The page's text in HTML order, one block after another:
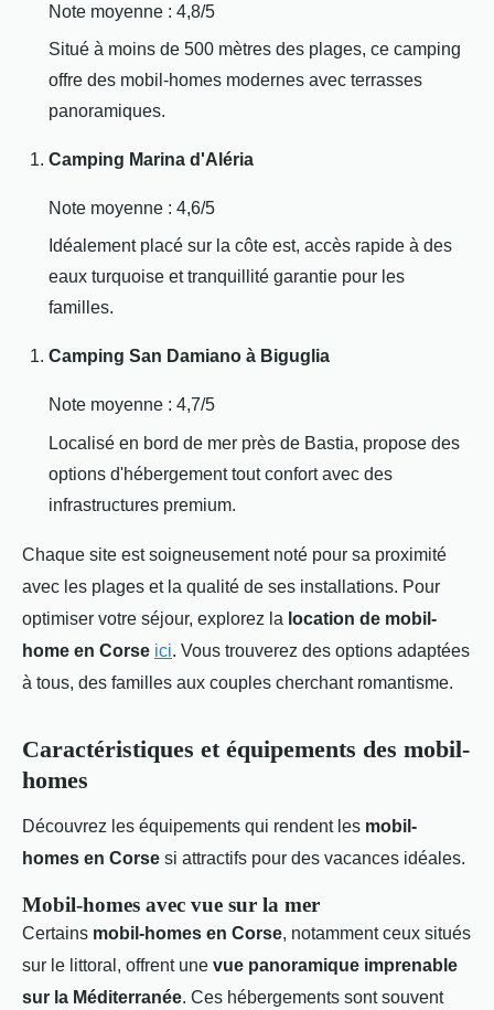
Note moyenne : 4,8/5
Situé à moins de 500 mètres des plages, ce camping
offre des mobil-homes modernes avec terrasses
panoramiques.
Camping Marina d'Aléria
Note moyenne : 4,6/5
Idéalement placé sur la côte est, accès rapide à des
eaux turquoise et tranquillité garantie pour les
familles.
Camping San Damiano à Biguglia
Note moyenne : 4,7/5
Localisé en bord de mer près de Bastia, propose des
options d'hébergement tout confort avec des
infrastructures premium.
Chaque site est soigneusement noté pour sa proximité
avec les plages et la qualité de ses installations. Pour
optimiser votre séjour, explorez la location de mobil-
home en Corse ici. Vous trouverez des options adaptées
à tous, des familles aux couples cherchant romantisme.
Caractéristiques et équipements des mobil-
homes
Découvrez les équipements qui rendent les mobil-
homes en Corse si attractifs pour des vacances idéales.
Mobil-homes avec vue sur la mer
Certains mobil-homes en Corse , notamment ceux situés
sur le littoral, offrent une vue panoramique imprenable
sur la Méditerranée . Ces hébergements sont souvent